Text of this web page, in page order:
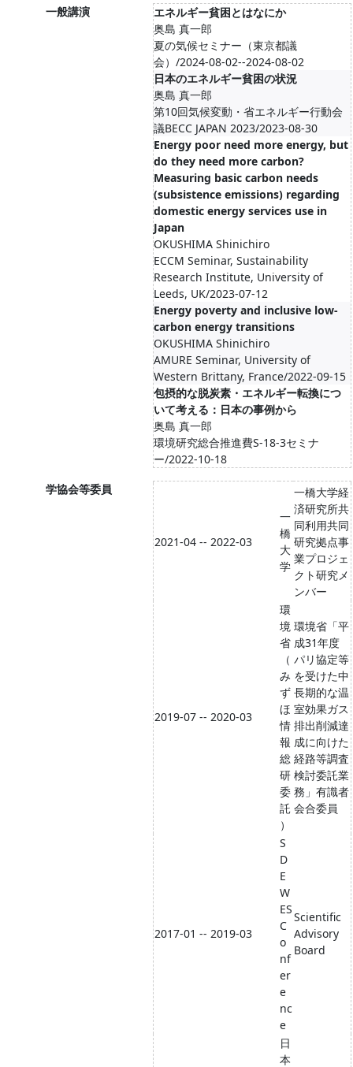
一般講演
エネルギー貧困とはなにか
奥島 真一郎
夏の気候セミナー（東京都議
会）/2024-08-02--2024-08-02
日本のエネルギー貧困の状況
奥島 真一郎
第10回気候変動・省エネルギー行動会
議BECC JAPAN 2023/2023-08-30
Energy poor need more energy, but
do they need more carbon?
Measuring basic carbon needs
(subsistence emissions) regarding
domestic energy services use in
Japan
OKUSHIMA Shinichiro
ECCM Seminar, Sustainability
Research Institute, University of
Leeds, UK/2023-07-12
Energy poverty and inclusive low-
carbon energy transitions
OKUSHIMA Shinichiro
AMURE Seminar, University of
Western Brittany, France/2022-09-15
包摂的な脱炭素・エネルギー転換につ
いて考える：日本の事例から
奥島 真一郎
環境研究総合推進費S-18-3セミナ
ー/2022-10-18
学協会等委員
2021-04 -- 2022-03
一
橋
大
学
一橋大学経
済研究所共
同利用共同
研究拠点事
業プロジェ
クト研究メ
ンバー
2019-07 -- 2020-03
環
境
省
（
み
ず
ほ
情
報
総
研
委
託
）
環境省「平
成31年度
パリ協定等
を受けた中
長期的な温
室効果ガス
排出削減達
成に向けた
経路等調査
検討委託業
務」有識者
会合委員
2017-01 -- 2019-03
S
D
E
W
ES
C
o
nf
er
e
nc
e
Scientific
Advisory
Board
日
本